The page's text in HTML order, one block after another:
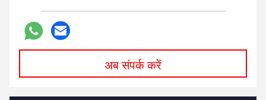
अब संपर्क करें